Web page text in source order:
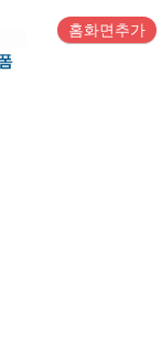
홈화면추가